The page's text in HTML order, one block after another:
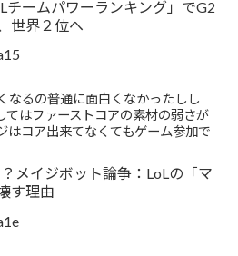
チームパワーランキング」でG2
世界２位へ
なるの普通に面白くなかったしし
てはファーストコアの素材の弱さが
はコア出来てなくてもゲーム参加で
メイジボット論争：LoLの「マ
す理由